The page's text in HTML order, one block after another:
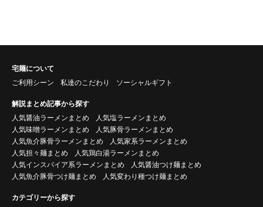
宅麺について
ご利用シーン
私達のこだわり ソーシャルギフト
解説まとめ記事から探す
人気醤油ラーメンまとめ
人気塩ラーメンまとめ
人気味噌ラーメンまとめ
人気豚骨ラーメンまとめ
人気魚介豚骨ラーメンまとめ
人気家系ラーメンまとめ
人気担々麺まとめ
人気鶏白湯ラーメンまとめ
人気インスパイア系ラーメンまとめ
人気醤油つけ麺まとめ
人気魚介豚骨つけ麺まとめ
人気変わり種つけ麺まとめ
カテゴリーから探す